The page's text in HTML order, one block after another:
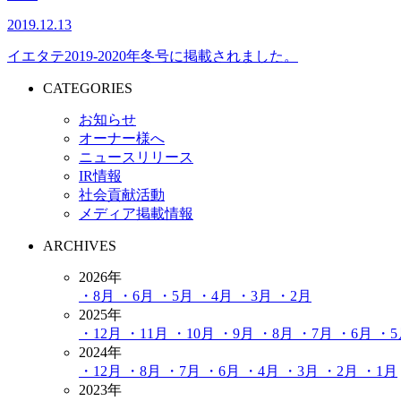
2019.12.13
イエタテ2019-2020年冬号に掲載されました。
CATEGORIES
お知らせ
オーナー様へ
ニュースリリース
IR情報
社会貢献活動
メディア掲載情報
ARCHIVES
2026年
・8月
・6月 ・5月 ・4月 ・3月
・2月
2025年
・12月
・11月 ・10月 ・9月 ・8月 ・7月 ・6月 ・5
2024年
・12月
・8月 ・7月 ・6月 ・4月 ・3月 ・2月
・1月
2023年